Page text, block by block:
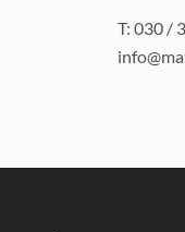
T: 030 /